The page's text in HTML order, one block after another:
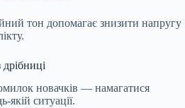
тон допомагає знизити напругу
новачків — намагатися
якій ситуації.